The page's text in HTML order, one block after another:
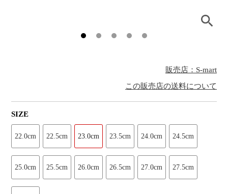
販売店：S-mart
この販売店の送料について
SIZE
22.0cm 22.5cm 23.0cm 23.5cm 24.0cm 24.5cm
25.0cm 25.5cm 26.0cm 26.5cm 27.0cm 27.5cm